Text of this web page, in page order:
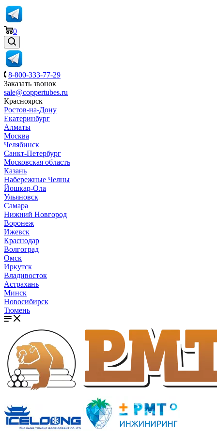
0
8-800-333-77-29
Заказать звонок
sale@coppertubes.ru
Красноярск
Ростов-на-Дону
Екатеринбург
Алматы
Москва
Челябинск
Санкт-Петербург
Московская область
Казань
Набережные Челны
Йошкар-Ола
Ульяновск
Самара
Нижний Новгород
Воронеж
Ижевск
Краснодар
Волгоград
Омск
Иркутск
Владивосток
Астрахань
Минск
Новосибирск
Тюмень